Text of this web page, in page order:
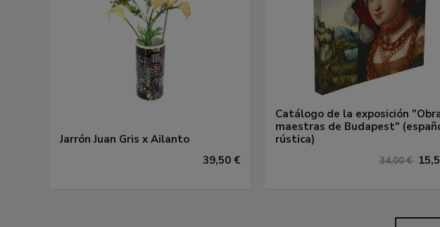
Jarrón Juan Gris x Ailanto
39,50 €
Catálogo de la exposición
maestras de Budapest"
rústica)
34,00 €